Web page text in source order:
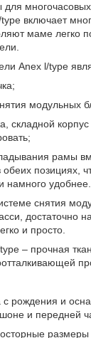
многочасовых
включает
маме легко
Anex l/type
модульных
складной
рамы
позициях,
намного удобнее.
снятия
достаточно
и просто.
– прочная
и
и передней
размеры